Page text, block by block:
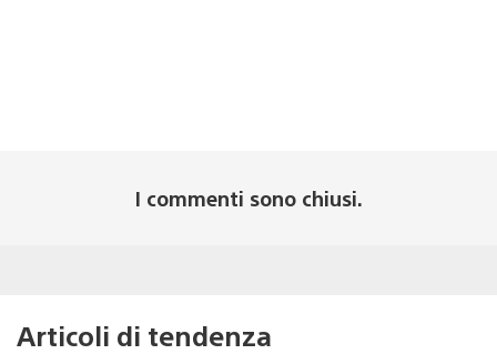
I commenti sono chiusi.
Articoli di tendenza